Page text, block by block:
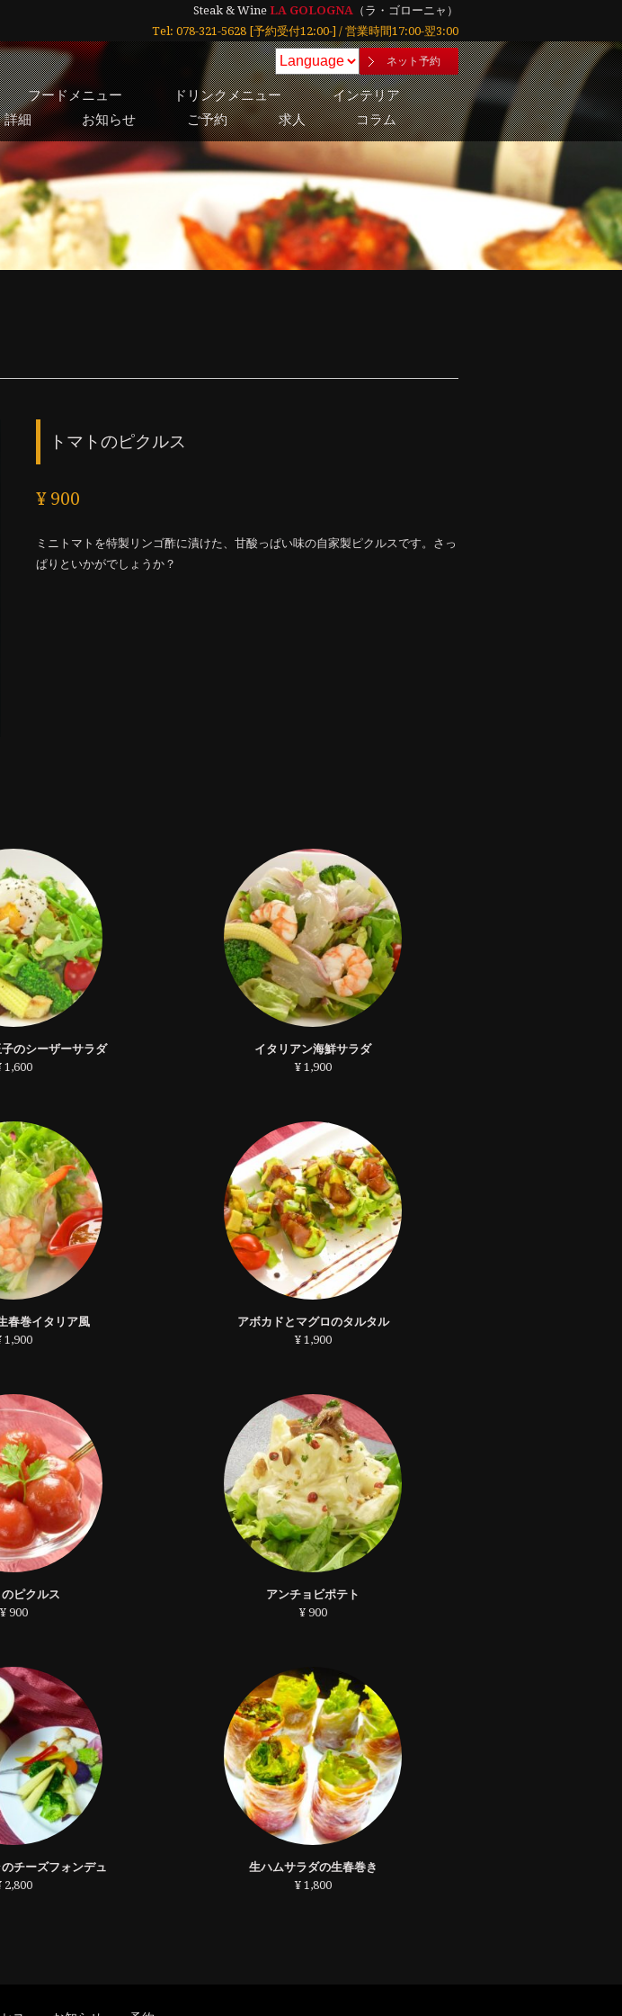
Steak & Wine LA GOLOGNA （ラ・ゴローニャ）
Tel: 078-321-5628 [予約受付12:00-] / 営業時間17:00-翌3:00
ネット予約
フードメニュー ドリンクメニュー
インテリア
詳細
お知らせ ご予約 求人 コラム
トマトのピクルス
¥ 900
ミニトマトを特製リンゴ酢に漬けた、甘酸っぱい味の自家製ピクルスです。さっ
ぱりといかがでしょうか？
のシーザーサラダ
1,600
イタリアン海鮮サラダ
¥ 1,900
春巻イタリア風
1,900
アボカドとマグロのタルタル
¥ 1,900
のピクルス
¥ 900
アンチョビポテト
¥ 900
チーズフォンデュ
2,800
生ハムサラダの生春巻き
¥ 1,800